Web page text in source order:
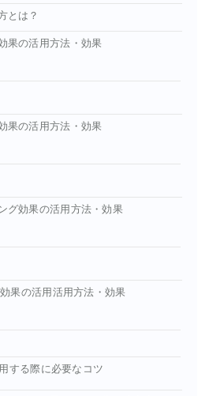
とは？
果の活用方法・効果
果の活用方法・効果
グ効果の活用方法・効果
果の活用活用方法・効果
する際に必要なコツ